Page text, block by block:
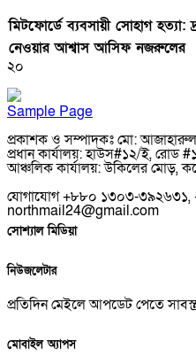
মিটফোর্ডে ব্যবসায়ী সোহাগ হত্যা:
নেওয়ার আশ্বাস আসিফ নজরুলের
২০
Sample Page
প্রকাশক ও সম্পাদকঃ মো:
প্রধান কার্যালয়: হাউস#১২/ই, রোড
আঞ্চলিক কার্যালয়: উকিলের মোড়,
যোগাযোগ +৮৮০ ১৩০৩-
northmail24@gmail.com
সোশ্যাল মিডিয়া
নিউজলেটার
প্রতিদিন মেইলে আপডেট পেতে
মোবাইল অ্যাপস